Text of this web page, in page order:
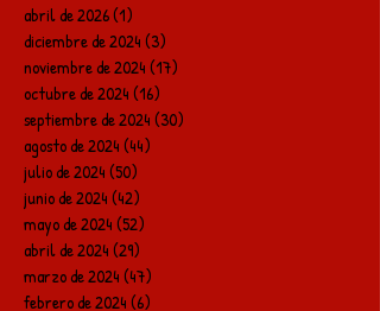
abril de 2026(1)
diciembre de 2024(3)
noviembre de 2024(17)
octubre de 2024(16)
septiembre de 2024(30)
agosto de 2024(44)
julio de 2024(50)
junio de 2024(42)
mayo de 2024(52)
abril de 2024(29)
marzo de 2024(47)
febrero de 2024(6)